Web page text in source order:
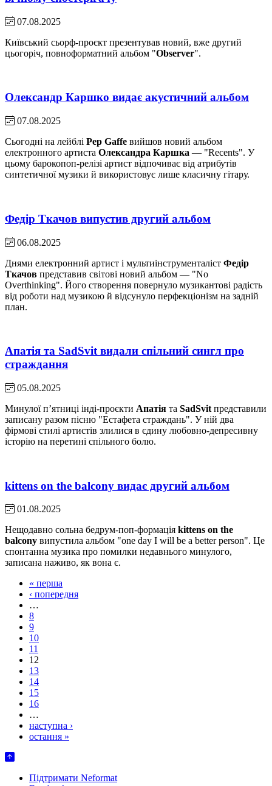
07.08.2025
Київський сьорф-проєкт презентував новий, вже другий
цьогоріч, повноформатний альбом "Observer".
Олександр Каршко видає акустичний альбом
07.08.2025
Сьогодні на лейблі Pep Gaffe вийшов новий альбом
електронного артиста Олександра Каршка — "Recents". У
цьому барокопоп-релізі артист відпочиває від атрибутів
синтетичної музики й використовує лише класичну гітару.
Федір Ткачов випустив другий альбом
06.08.2025
Днями електронний артист і мультиінструменталіст Федір
Ткачов представив світові новий альбом — "No
Overthinking". Його створення повернуло музикантові радість
від роботи над музикою й відсунуло перфекціонізм на задній
план.
Апатія та SadSvit видали спільний сингл про
страждання
05.08.2025
Минулої пʼятниці інді-проєкти Апатія та SadSvit представили
записану разом пісню "Естафета страждань". У ній два
фірмові стилі артистів злилися в єдину любовно-депресивну
історію на перетині спільного болю.
kittens on the balcony видає другий альбом
01.08.2025
Нещодавно сольна бедрум-поп-формація kittens on the
balcony випустила альбом "one day I will be a better person". Це
спонтанна музика про помилки недавнього минулого,
записана наживо, як вона є.
« перша
‹ попередня
…
8
9
10
11
12
13
14
15
16
…
наступна ›
остання »
Підтримати Neformat